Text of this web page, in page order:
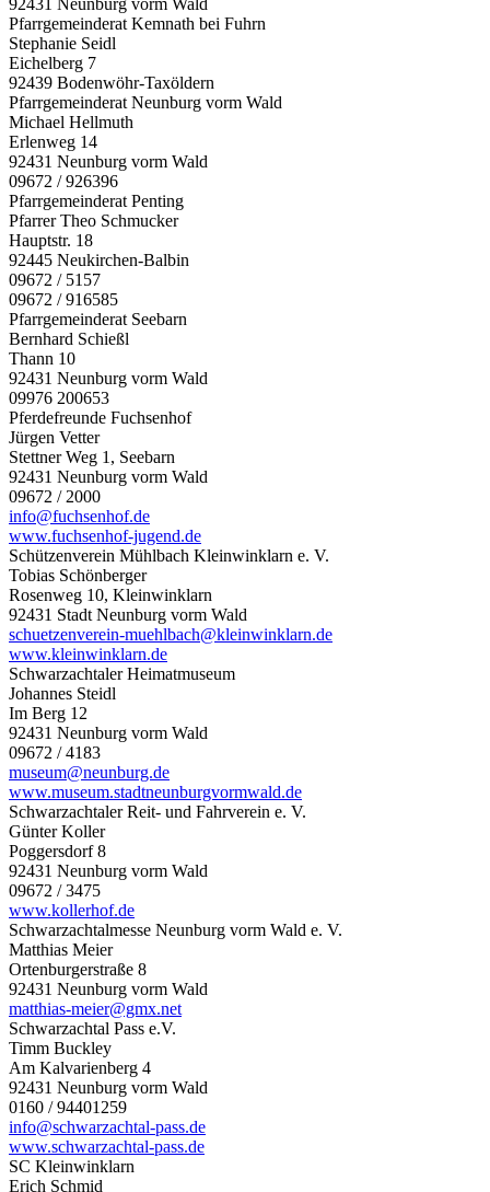
Pfarrgemeinderat Kemnath bei Fuhrn
Stephanie Seidl
Eichelberg 7
92439 Bodenwöhr-Taxöldern
Pfarrgemeinderat Neunburg vorm Wald
Michael Hellmuth
Erlenweg 14
92431 Neunburg vorm Wald
09672 / 926396
Pfarrgemeinderat Penting
Pfarrer Theo Schmucker
Hauptstr. 18
92445 Neukirchen-Balbin
09672 / 5157
09672 / 916585
Pfarrgemeinderat Seebarn
Bernhard Schießl
Thann 10
92431 Neunburg vorm Wald
09976 200653
Pferdefreunde Fuchsenhof
Jürgen Vetter
Stettner Weg 1, Seebarn
92431 Neunburg vorm Wald
09672 / 2000
info@fuchsenhof.de
www.fuchsenhof-jugend.de
Schützenverein Mühlbach Kleinwinklarn e. V.
Tobias Schönberger
Rosenweg 10, Kleinwinklarn
92431 Stadt Neunburg vorm Wald
schuetzenverein-muehlbach@kleinwinklarn.de
www.kleinwinklarn.de
Schwarzachtaler Heimatmuseum
Johannes Steidl
Im Berg 12
92431 Neunburg vorm Wald
09672 / 4183
museum@neunburg.de
www.museum.stadtneunburgvormwald.de
Schwarzachtaler Reit- und Fahrverein e. V.
Günter Koller
Poggersdorf 8
92431 Neunburg vorm Wald
09672 / 3475
www.kollerhof.de
Schwarzachtalmesse Neunburg vorm Wald e. V.
Matthias Meier
Ortenburgerstraße 8
92431 Neunburg vorm Wald
matthias-meier@gmx.net
Schwarzachtal Pass e.V.
Timm Buckley
Am Kalvarienberg 4
92431 Neunburg vorm Wald
0160 / 94401259
info@schwarzachtal-pass.de
www.schwarzachtal-pass.de
SC Kleinwinklarn
Erich Schmid